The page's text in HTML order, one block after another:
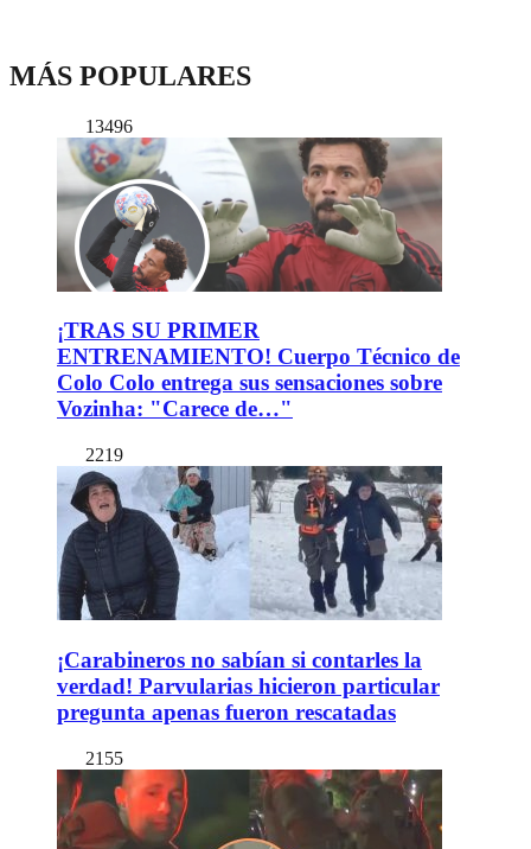
MÁS POPULARES
13496
¡TRAS SU PRIMER
ENTRENAMIENTO! Cuerpo Técnico de
Colo Colo entrega sus sensaciones sobre
Vozinha: "Carece de…"
2219
¡Carabineros no sabían si contarles la
verdad! Parvularias hicieron particular
pregunta apenas fueron rescatadas
2155